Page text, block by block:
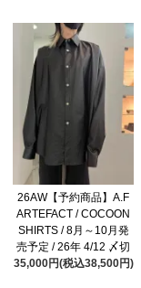
26AW【予約商品】A.F
ARTEFACT / COCOON
SHIRTS / 8月～10月発
売予定 / 26年 4/12 〆切
35,000円(税込38,500円)